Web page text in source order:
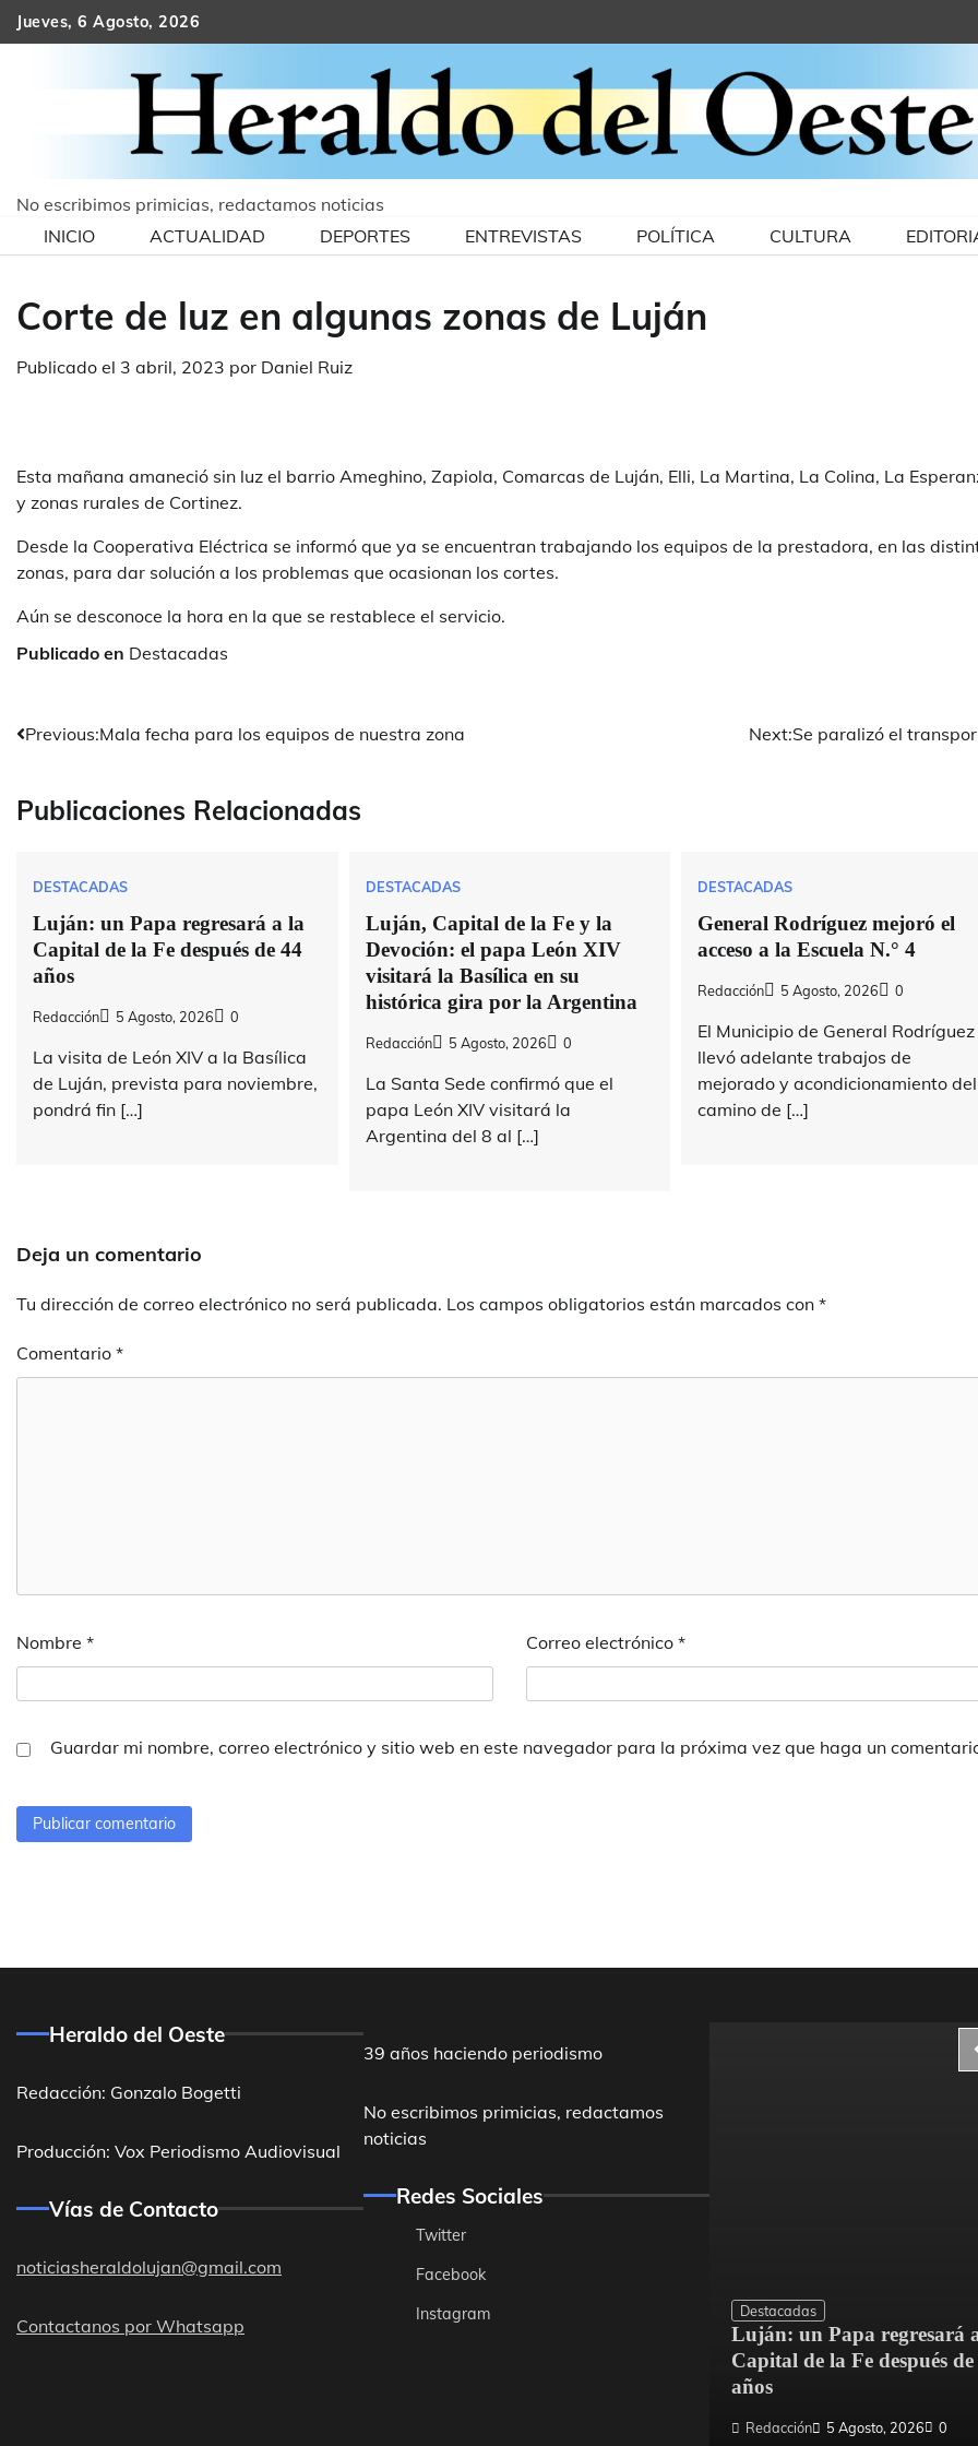
Skip
to
Jueves, 6 Agosto, 2026
No escribimos primicias, redactamos noticias
INICIO
ACTUALIDAD DEPORTES ENTREVISTAS POLÍTICA CULTURA
Corte de luz en algunas zonas de Luján
Publicado el 3 abril, 2023 por Daniel Ruiz
Esta mañana amaneció sin luz el barrio Ameghino, Zapiola, Comarcas de Luján, Elli, La Martina, La Colina, La
y zonas rurales de Cortinez.
Desde la Cooperativa Eléctrica se informó que ya se encuentran trabajando los equipos de la prestadora, en las
zonas, para dar solución a los problemas que ocasionan los cortes.
Aún se desconoce la hora en la que se restablece el servicio.
Publicado en Destacadas
Navegación
entradas
Previous:Mala fecha para los equipos de nuestra zona Next:Se paralizó el
Publicaciones Relacionadas
DESTACADAS
Luján: un Papa regresará a la
Capital de la Fe después de 44
años
Redacción 5 Agosto, 2026 0
La visita de León XIV a la Basílica
de Luján, prevista para noviembre,
pondrá fin […]
DESTACADAS
Luján, Capital de la Fe y la
Devoción: el papa León XIV
visitará la Basílica en su
histórica gira por la Argentina
Redacción 5 Agosto, 2026 0
La Santa Sede confirmó que el
papa León XIV visitará la
Argentina del 8 al […]
DESTACADAS
General Rodríguez mejoró el
acceso a la Escuela N.° 4
Redacción 5 Agosto, 2026 0
El Municipio de General Rodríguez
llevó adelante trabajos de
mejorado y acondicionamiento del
camino de […]
Deja un comentario
Tu dirección de correo electrónico no será publicada. Los campos obligatorios están marcados con *
Comentario *
Nombre * Correo electrónico *
Guardar mi nombre, correo electrónico y sitio web en este navegador para la próxima vez que haga un
Heraldo del Oeste
Redacción: Gonzalo Bogetti
Producción: Vox Periodismo Audiovisual
Vías de Contacto
noticiasheraldolujan@gmail.com
Contactanos por Whatsapp
39 años haciendo periodismo
No escribimos primicias, redactamos
noticias
Redes Sociales
Twitter
Facebook
Instagram
Destacadas
Luján: un Papa regresará
Capital de la Fe después
años
Redacción 5 Agosto, 2026 0